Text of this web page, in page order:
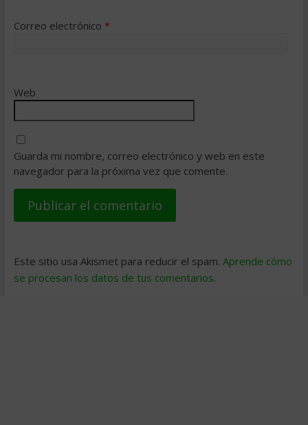
Correo electrónico *
Web
Guarda mi nombre, correo electrónico y web en este
navegador para la próxima vez que comente.
Este sitio usa Akismet para reducir el spam. Aprende cómo
se procesan los datos de tus comentarios.